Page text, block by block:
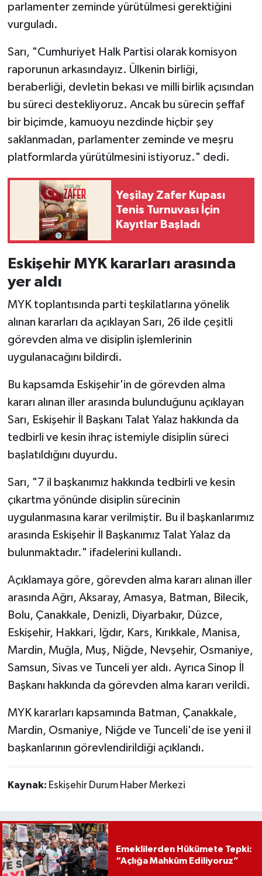
parlamenter zeminde yürütülmesi gerektiğini
vurguladı.
Sarı, "Cumhuriyet Halk Partisi olarak komisyon
raporunun arkasındayız. Ülkenin birliği,
beraberliği, devletin bekası ve milli birlik açısından
bu süreci destekliyoruz. Ancak bu sürecin şeffaf
bir biçimde, kamuoyu nezdinde hiçbir şey
saklanmadan, parlamenter zeminde ve meşru
platformlarda yürütülmesini istiyoruz." dedi.
Yeşilay Zafer Kupası
Tenis Turnuvası İçin
Kayıtlar Başladı
Eskişehir MYK kararları arasında
yer aldı
MYK toplantısında parti teşkilatlarına yönelik
alınan kararları da açıklayan Sarı, 26 ilde çeşitli
görevden alma ve disiplin işlemlerinin
uygulanacağını bildirdi.
Bu kapsamda Eskişehir'in de görevden alma
kararı alınan iller arasında bulunduğunu açıklayan
Sarı, Eskişehir İl Başkanı Talat Yalaz hakkında da
tedbirli ve kesin ihraç istemiyle disiplin süreci
başlatıldığını duyurdu.
Sarı, "7 il başkanımız hakkında tedbirli ve kesin
çıkartma yönünde disiplin sürecinin
uygulanmasına karar verilmiştir. Bu il başkanlarımız
arasında Eskişehir İl Başkanımız Talat Yalaz da
bulunmaktadır." ifadelerini kullandı.
Açıklamaya göre, görevden alma kararı alınan iller
arasında Ağrı, Aksaray, Amasya, Batman, Bilecik,
Bolu, Çanakkale, Denizli, Diyarbakır, Düzce,
Eskişehir, Hakkari, Iğdır, Kars, Kırıkkale, Manisa,
Mardin, Muğla, Muş, Niğde, Nevşehir, Osmaniye,
Samsun, Sivas ve Tunceli yer aldı. Ayrıca Sinop İl
Başkanı hakkında da görevden alma kararı verildi.
MYK kararları kapsamında Batman, Çanakkale,
Mardin, Osmaniye, Niğde ve Tunceli'de ise yeni il
başkanlarının görevlendirildiği açıklandı.
Kaynak: Eskişehir Durum Haber Merkezi
Emeklilerden Hükümete Tepki:
“Açlığa Mahkûm Ediliyoruz”